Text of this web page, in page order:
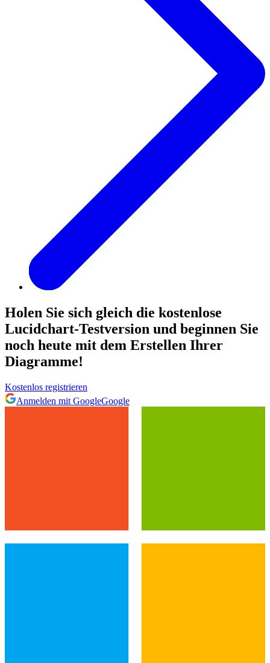
Holen Sie sich gleich die kostenlose
Lucidchart-Testversion und beginnen Sie
noch heute mit dem Erstellen Ihrer
Diagramme!
Kostenlos registrieren
Anmelden mit GoogleGoogle